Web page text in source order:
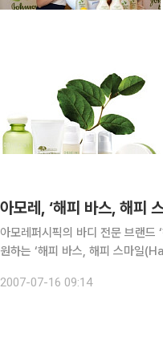
아모레, ‘해피 바스, 해피
아모레퍼시픽의 바디 전문 브랜드
원하는 ‘해피 바스, 해피 스마일(Happy Bath ,
2007-07-16 09:14